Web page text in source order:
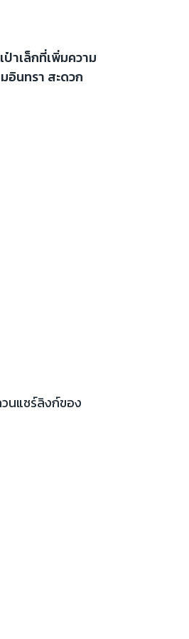
าเล็กที่เพิ่มความ
อินทรา สะดวก
นแชร์ลิงก์ของ